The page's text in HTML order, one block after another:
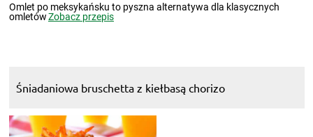
Omlet po meksykańsku to pyszna alternatywa dla klasycznych
omletówZobacz przepis
Śniadaniowa bruschetta z kiełbasą chorizo